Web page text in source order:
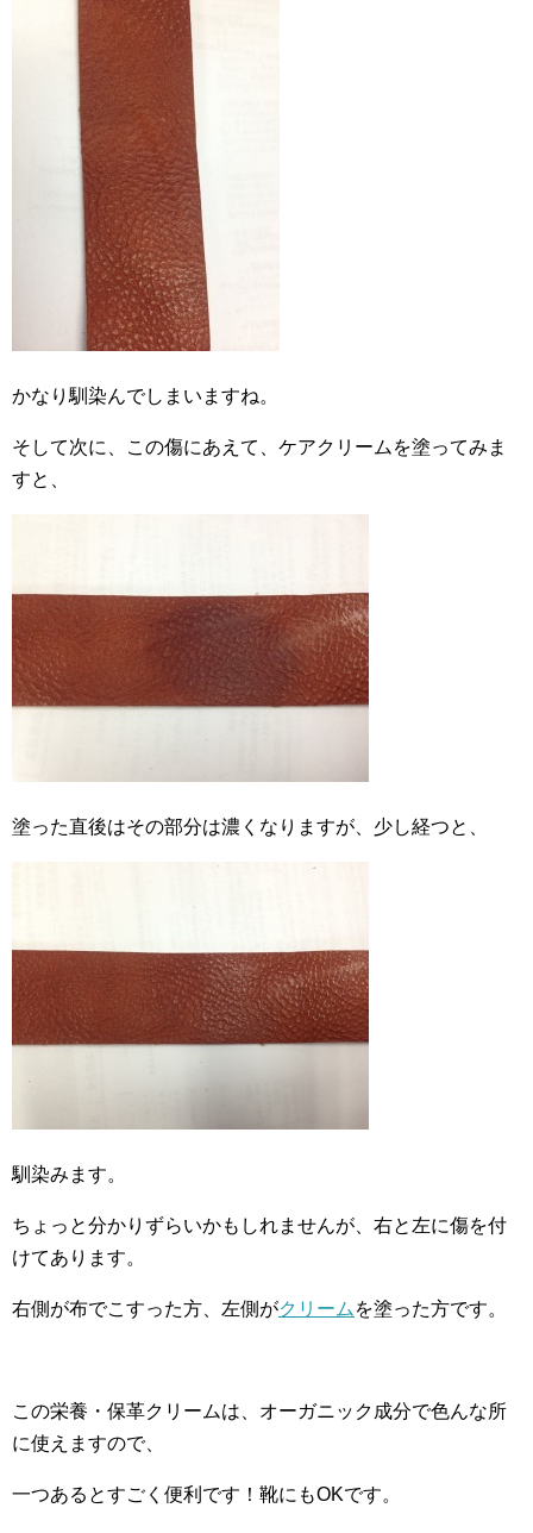
かなり馴染んでしまいますね。
そして次に、この傷にあえて、ケアクリームを塗ってみま
すと、
塗った直後はその部分は濃くなりますが、少し経つと、
馴染みます。
ちょっと分かりずらいかもしれませんが、右と左に傷を付
けてあります。
右側が布でこすった方、左側がクリーム を塗った方です。
この栄養・保革クリームは、オーガニック成分で色んな所
に使えますので、
一つあるとすごく便利です！靴にもOKです。